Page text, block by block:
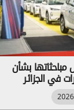
مباحثاتها بشأن
في الجزائر